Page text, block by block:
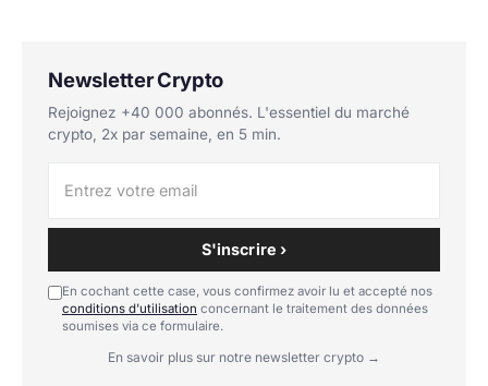
Newsletter Crypto
Rejoignez +40 000 abonnés. L'essentiel du marché
crypto, 2x par semaine, en 5 min.
S'inscrire ›
En cochant cette case, vous confirmez avoir lu et accepté nos
conditions d'utilisation concernant le traitement des données
soumises via ce formulaire.
En savoir plus sur notre newsletter crypto →